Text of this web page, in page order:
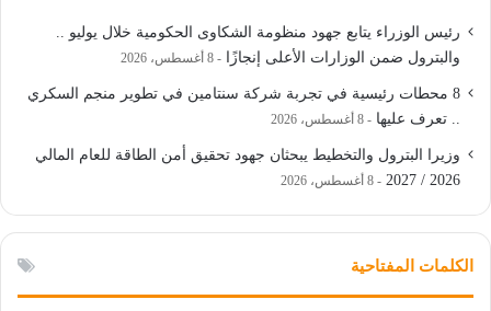
رئيس الوزراء يتابع جهود منظومة الشكاوى الحكومية خلال يوليو ..
والبترول ضمن الوزارات الأعلى إنجازًا
8 أغسطس، 2026
8 محطات رئيسية في تجربة شركة سنتامين في تطوير منجم السكري
.. تعرف عليها
8 أغسطس، 2026
وزيرا البترول والتخطيط يبحثان جهود تحقيق أمن الطاقة للعام المالي
2026 / 2027
8 أغسطس، 2026
الكلمات المفتاحية